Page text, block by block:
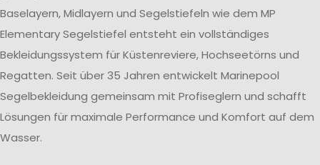
Baselayern, Midlayern und Segelstiefeln wie dem MP
Elementary Segelstiefel entsteht ein vollständiges
Bekleidungssystem für Küstenreviere, Hochseetörns und
Regatten. Seit über 35 Jahren entwickelt Marinepool
Segelbekleidung gemeinsam mit Profiseglern und schafft
Lösungen für maximale Performance und Komfort auf dem
Wasser.